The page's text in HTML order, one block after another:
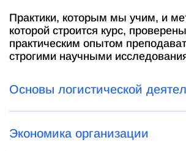
Практики, которым мы учим, и
которой строится курс,
практическим опытом
строгими научными
Основы логистической
Экономика организации